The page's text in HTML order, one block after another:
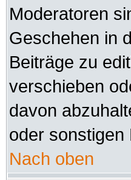
Moderatoren
Geschehen in
Beiträge zu
verschieben
davon
oder sonstigen
Nach oben